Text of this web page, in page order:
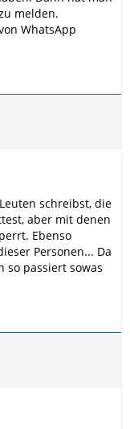
melden.
WhatsApp
schreibst, die
aber mit denen
Ebenso
Personen... Da
so passiert sowas